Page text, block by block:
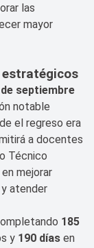
las
mayor
septiembre
notable
el regreso era
a docentes
Técnico
mejorar
atender
185
y 190 días en